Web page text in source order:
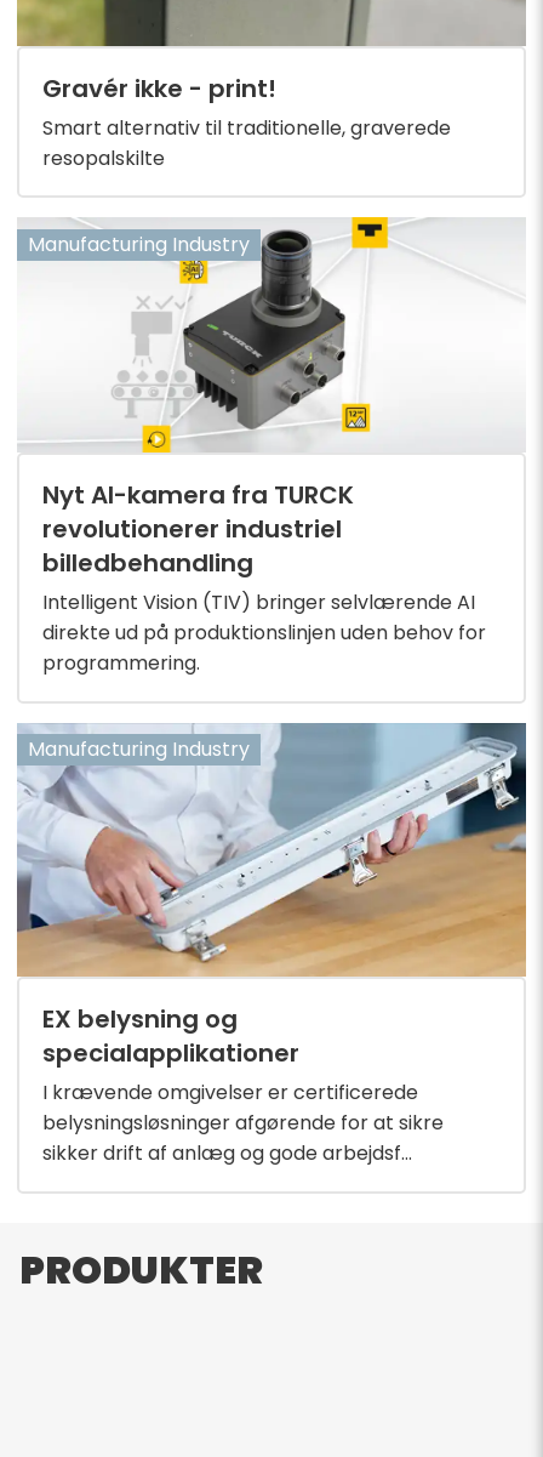
Gravér ikke - print!
Smart alternativ til traditionelle, graverede
resopalskilte
Manufacturing Industry
Nyt AI-kamera fra TURCK
revolutionerer industriel
billedbehandling
Intelligent Vision (TIV) bringer selvlærende AI
direkte ud på produktionslinjen uden behov for
programmering.
Manufacturing Industry
EX belysning og
specialapplikationer
I krævende omgivelser er certificerede
belysningsløsninger afgørende for at sikre
sikker drift af anlæg og gode arbejdsf...
PRODUKTER